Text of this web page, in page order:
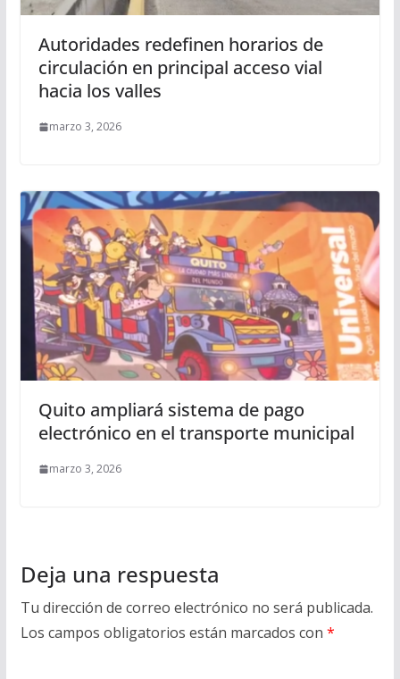
Autoridades redefinen horarios de
circulación en principal acceso vial
hacia los valles
marzo 3, 2026
Quito ampliará sistema de pago
electrónico en el transporte municipal
marzo 3, 2026
Deja una respuesta
Tu dirección de correo electrónico no será publicada.
Los campos obligatorios están marcados con *